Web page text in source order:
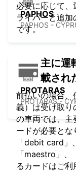
PAPHOS
PAPHOS -
PROTARAS
PROTARAS -
必要に応じて、
ライバーと追
です。
主に運
載され
前払いの場合、
義）は受け取り
の車両では、主
ードが必要と
「debit card」
「maestro」
るカードはご利